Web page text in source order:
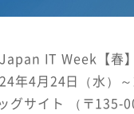
IT Week【春】
年4月24日（水）
グサイト （〒135-